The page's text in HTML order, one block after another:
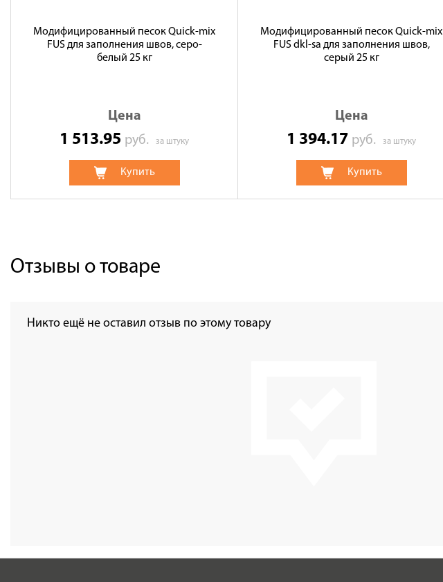
Модифицированный песок Quick-mix
FUS для заполнения швов, серо-
белый 25 кг
Цена
1 513.95 руб. за штуку
Купить
Модифицированный песок Quick-mix
FUS dkl-sa для заполнения швов,
серый 25 кг
Цена
1 394.17 руб. за штуку
Купить
Отзывы о товаре
Никто ещё не оставил отзыв по этому товару